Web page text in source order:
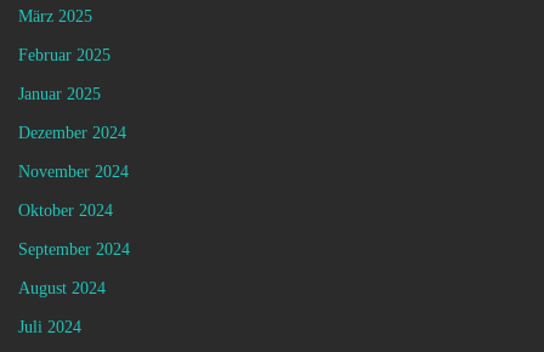
März 2025
Februar 2025
Januar 2025
Dezember 2024
November 2024
Oktober 2024
September 2024
August 2024
Juli 2024